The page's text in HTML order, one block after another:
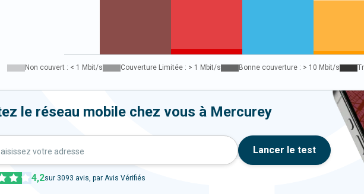
Non couvert : < 1 Mbit/s Couverture Limitée : > 1 Mbit/s Bonne couverture : > 10 Mbit/s
le réseau mobile chez vous à Mercurey
votre adresse Lancer le test
4,2sur 3093 avis, par Avis Vérifiés